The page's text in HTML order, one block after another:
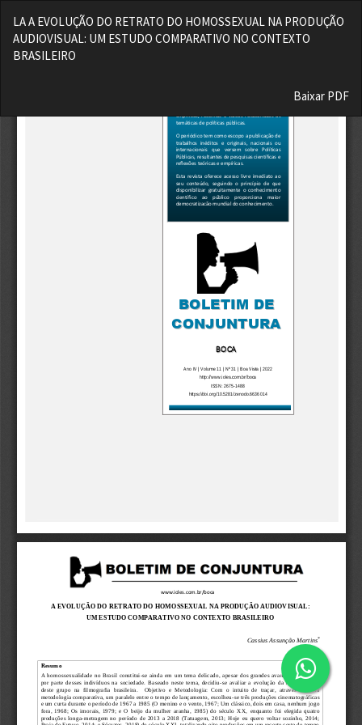
aos
Detalhes
LA A EVOLUÇÃO DO RETRATO DO HOMOSSEXUAL NA PRODUÇÃO
AUDIOVISUAL: UM ESTUDO COMPARATIVO NO CONTEXTO
BRASILEIRO
Baixar
Baixar PDF